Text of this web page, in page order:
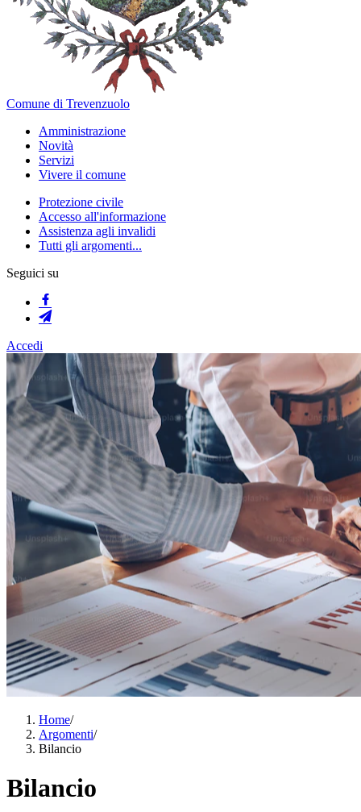
Comune di Trevenzuolo
Amministrazione
Novità
Servizi
Vivere il comune
Protezione civile
Accesso all'informazione
Assistenza agli invalidi
Tutti gli argomenti...
Seguici su
Accedi
Home/
Argomenti/
Bilancio
Bilancio